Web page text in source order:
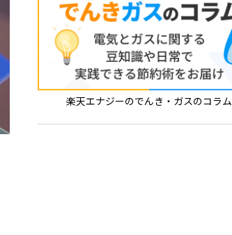
楽天エナジーのでんき・ガスのコラム